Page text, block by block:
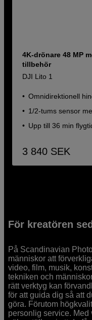
4K-drönare 48 MP
tillbehör
DJI Lito 1
Omnidirektionell
1/2-tums sensor
Upp till 36 min
3 840 SEK
För kreatören
På Scandinavian
människor att
video, film, musik,
tekniken och
rätt verktyg kan
för att guida dig så att
göra. Förutom
personlig service. Med